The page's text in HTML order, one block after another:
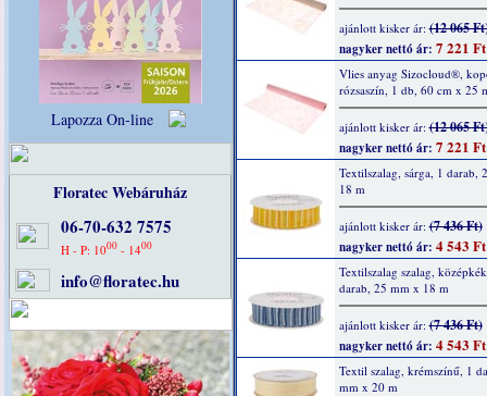
Lapozza On-line
Floratec Webáruház
06-70-632 7575
H - P: 1000 - 1400
info@floratec.hu
ajánlott kisker ár:(12 065
nagyker nettó ár: 7 221 Ft
Vlies anyag Sizocloud®,
rózsaszín, 1 db, 60 cm x 25
ajánlott kisker ár:(12 065
nagyker nettó ár: 7 221 Ft
Textilszalag, sárga, 1 darab,
18 m
ajánlott kisker ár:(7 436 Ft)
nagyker nettó ár: 4 543 Ft
Textilszalag szalag,
darab, 25 mm x 18 m
ajánlott kisker ár:(7 436 Ft)
nagyker nettó ár: 4 543 Ft
Textil szalag, krémszínű, 1
mm x 20 m